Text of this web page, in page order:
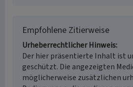
Empfohlene Zitierweise
Urheberrechtlicher Hinweis
Der hier präsentierte Inhalt ist
geschützt. Die angezeigten
möglicherweise zusätzlichen